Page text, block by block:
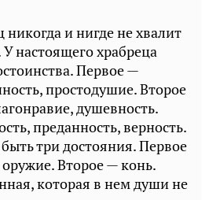
и нигде не хвалит
настоящего храбреца
Первое —
простодушие. Второе
душевность.
преданность, верность.
три достояния. Первое
Второе — конь.
которая в нем души не